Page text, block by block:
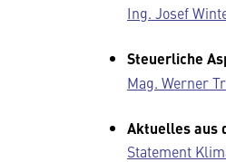
Ing. Josef
Steuerliche
Mag. Werner
Aktuelles aus
Statement